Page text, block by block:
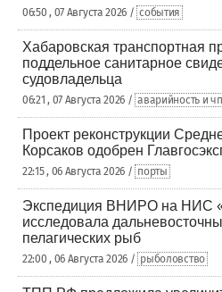
06:50 , 07 Августа 2026 / события
Хабаровская транспортная
поддельное санитарное
судовладельца
06:21 , 07 Августа 2026 / аварийность и чп
Проект реконструкции
Корсаков одобрен
22:15 , 06 Августа 2026 / порты
Экспедиция ВНИРО на НИС
исследовала
пелагических рыб
22:00 , 06 Августа 2026 / рыболовство